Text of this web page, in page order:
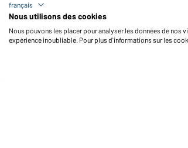
français
Nous utilisons des cookies
Nous pouvons les placer pour analyser les données de nos
expérience inoubliable. Pour plus d'informations sur les